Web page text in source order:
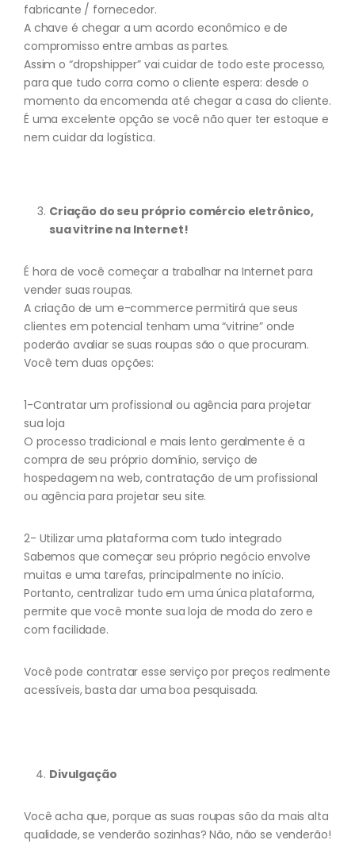
fabricante / fornecedor.
A chave é chegar a um acordo econômico e de
compromisso entre ambas as partes.
Assim o “dropshipper” vai cuidar de todo este processo,
para que tudo corra como o cliente espera: desde o
momento da encomenda até chegar a casa do cliente.
É uma excelente opção se você não quer ter estoque e
nem cuidar da logística.
Criação do seu próprio comércio eletrônico,
sua vitrine na Internet!
É hora de você começar a trabalhar na Internet para
vender suas roupas.
A criação de um e-commerce permitirá que seus
clientes em potencial tenham uma “vitrine” onde
poderão avaliar se suas roupas são o que procuram.
Você tem duas opções:
1-Contratar um profissional ou agência para projetar
sua loja
O processo tradicional e mais lento geralmente é a
compra de seu próprio domínio, serviço de
hospedagem na web, contratação de um profissional
ou agência para projetar seu site.
2- Utilizar uma plataforma com tudo integrado
Sabemos que começar seu próprio negócio envolve
muitas e uma tarefas, principalmente no início.
Portanto, centralizar tudo em uma única plataforma,
permite que você monte sua loja de moda do zero e
com facilidade.
Você pode contratar esse serviço por preços realmente
acessíveis, basta dar uma boa pesquisada.
Divulgação
Você acha que, porque as suas roupas são da mais alta
qualidade, se venderão sozinhas? Não, não se venderão!